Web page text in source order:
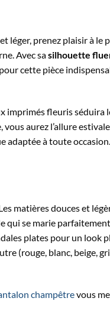
léger, prenez plaisir à le
Avec sasilhouette
cette pièce
imprimés fleuris séduira
aurez l’allure
à toute
matières douces et
qui se marie
plates pour un look
(rouge, blanc, beige,
champêtrevous